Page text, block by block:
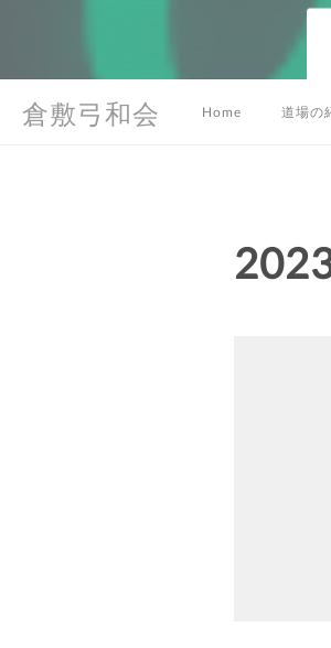
倉敷弓和会 Home 道場の